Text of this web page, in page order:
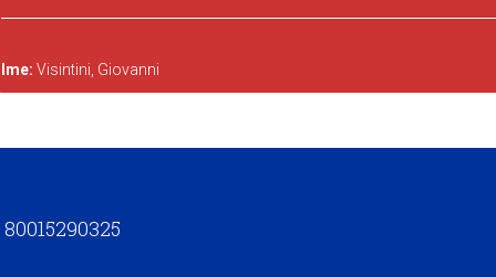
Ime: Visintini, Giovanni